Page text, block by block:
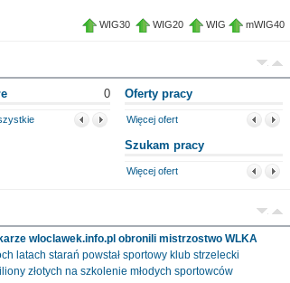
WIG30 WIG20 WIG mWIG40
0 Oferty pracy
Więcej ofert
Szukam pracy
Więcej ofert
wloclawek.info.pl obronili mistrzostwo WLKA
latach starań powstał sportowy klub strzelecki
złotych na szkolenie młodych sportowców